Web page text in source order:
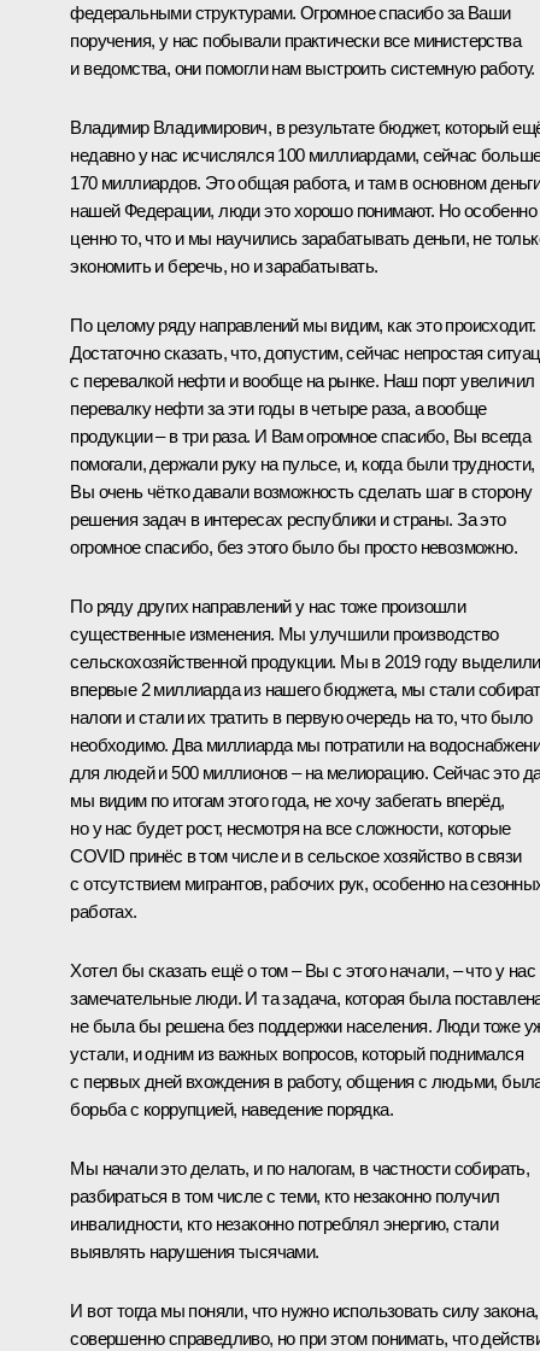
федеральными структурами. Огромное спасибо за Ваши
поручения, у нас побывали практически все министерства
и ведомства, они помогли нам выстроить системную работу.
Владимир Владимирович, в результате бюджет, который
недавно у нас исчислялся 100 миллиардами, сейчас
170 миллиардов. Это общая работа, и там в основном
нашей Федерации, люди это хорошо понимают. Но особенно
ценно то, что и мы научились зарабатывать деньги, не
экономить и беречь, но и зарабатывать.
По целому ряду направлений мы видим, как это происходит.
Достаточно сказать, что, допустим, сейчас непростая
с перевалкой нефти и вообще на рынке. Наш порт увеличил
перевалку нефти за эти годы в четыре раза, а вообще
продукции – в три раза. И Вам огромное спасибо, Вы всегда
помогали, держали руку на пульсе, и, когда были трудности,
Вы очень чётко давали возможность сделать шаг в сторону
решения задач в интересах республики и страны. За это
огромное спасибо, без этого было бы просто невозможно.
По ряду других направлений у нас тоже произошли
существенные изменения. Мы улучшили производство
сельскохозяйственной продукции. Мы в 2019 году выделили
впервые 2 миллиарда из нашего бюджета, мы стали
налоги и стали их тратить в первую очередь на то, что было
необходимо. Два миллиарда мы потратили на
для людей и 500 миллионов – на мелиорацию. Сейчас это
мы видим по итогам этого года, не хочу забегать вперёд,
но у нас будет рост, несмотря на все сложности, которые
COVID принёс в том числе и в сельское хозяйство в связи
с отсутствием мигрантов, рабочих рук, особенно на
работах.
Хотел бы сказать ещё о том – Вы с этого начали, – что у нас
замечательные люди. И та задача, которая была
не была бы решена без поддержки населения. Люди тоже
устали, и одним из важных вопросов, который поднимался
с первых дней вхождения в работу, общения с людьми,
борьба с коррупцией, наведение порядка.
Мы начали это делать, и по налогам, в частности собирать,
разбираться в том числе с теми, кто незаконно получил
инвалидности, кто незаконно потреблял энергию, стали
выявлять нарушения тысячами.
И вот тогда мы поняли, что нужно использовать силу закона,
совершенно справедливо, но при этом понимать, что